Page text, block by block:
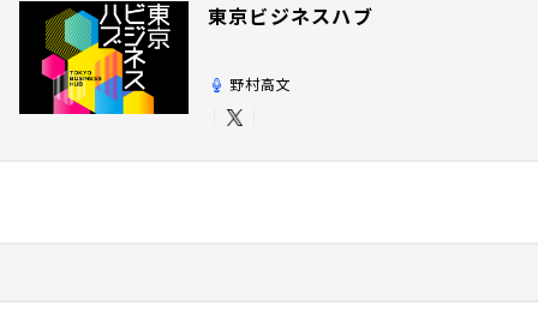
東京ビジネスハブ
野村高文